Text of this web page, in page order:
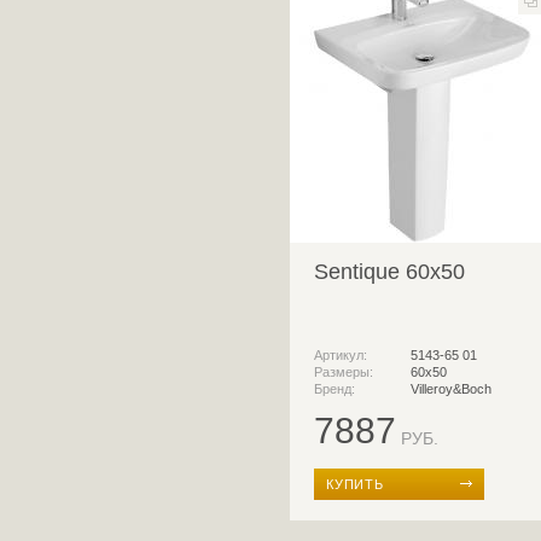
Sentique 60x50
Артикул:
5143-65 01
Размеры:
60x50
Бренд:
Villeroy&Boch
7887 РУБ.
КУПИТЬ